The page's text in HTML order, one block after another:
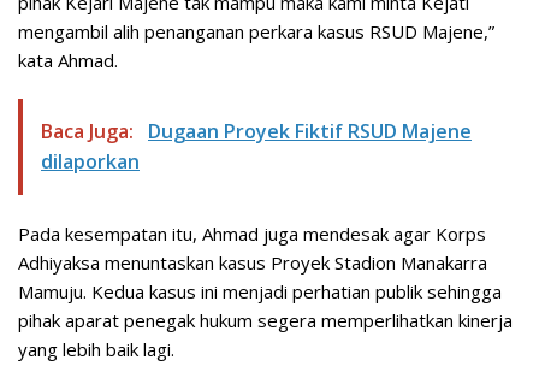
mengambil alih penanganan perkara kasus RSUD Majene,”
kata Ahmad.
Baca Juga:
Dugaan Proyek Fiktif RSUD Majene
dilaporkan
Pada kesempatan itu, Ahmad juga mendesak agar Korps
Adhiyaksa menuntaskan kasus Proyek Stadion Manakarra
Mamuju. Kedua kasus ini menjadi perhatian publik sehingga
pihak aparat penegak hukum segera memperlihatkan kinerja
yang lebih baik lagi.